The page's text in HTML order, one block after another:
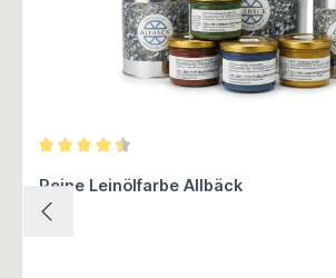
Reine Leinölfarbe Allbäck